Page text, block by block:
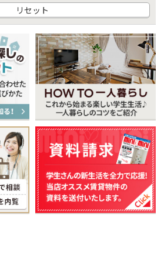
リセット